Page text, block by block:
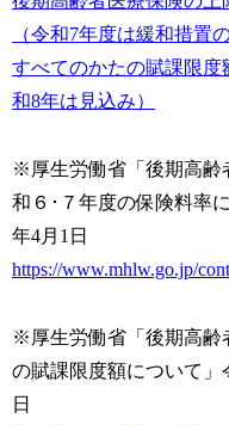
（令和7年度は緩和措置
すべてのかたの賦課限度
和8年は見込み）
※厚生労働省「後期高齢
和６･７年度の保険料率
年4月1日
https://www.mhlw.go.jp/
※厚生労働省「後期高齢
の賦課限度額について」
日